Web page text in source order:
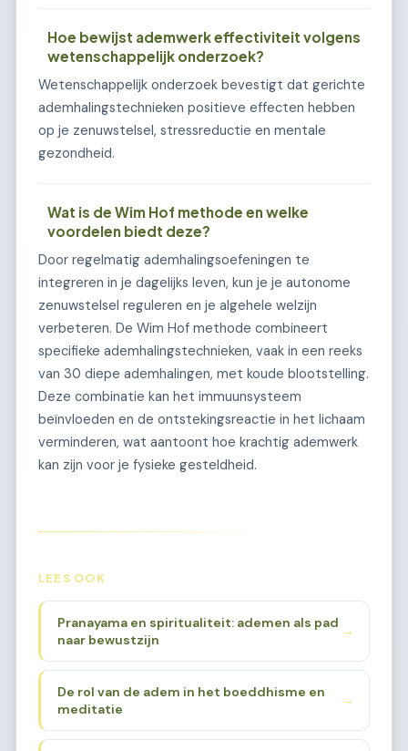
Hoe bewijst ademwerk effectiviteit volgens
wetenschappelijk onderzoek?
Wetenschappelijk onderzoek bevestigt dat gerichte
ademhalingstechnieken positieve effecten hebben
op je zenuwstelsel, stressreductie en mentale
gezondheid.
Wat is de Wim Hof methode en welke
voordelen biedt deze?
Door regelmatig ademhalingsoefeningen te
integreren in je dagelijks leven, kun je je autonome
zenuwstelsel reguleren en je algehele welzijn
verbeteren. De Wim Hof methode combineert
specifieke ademhalingstechnieken, vaak in een reeks
van 30 diepe ademhalingen, met koude blootstelling.
Deze combinatie kan het immuunsysteem
beïnvloeden en de ontstekingsreactie in het lichaam
verminderen, wat aantoont hoe krachtig ademwerk
kan zijn voor je fysieke gesteldheid.
LEES OOK
Pranayama en spiritualiteit: ademen als pad
naar bewustzijn
→
De rol van de adem in het boeddhisme en
meditatie
→